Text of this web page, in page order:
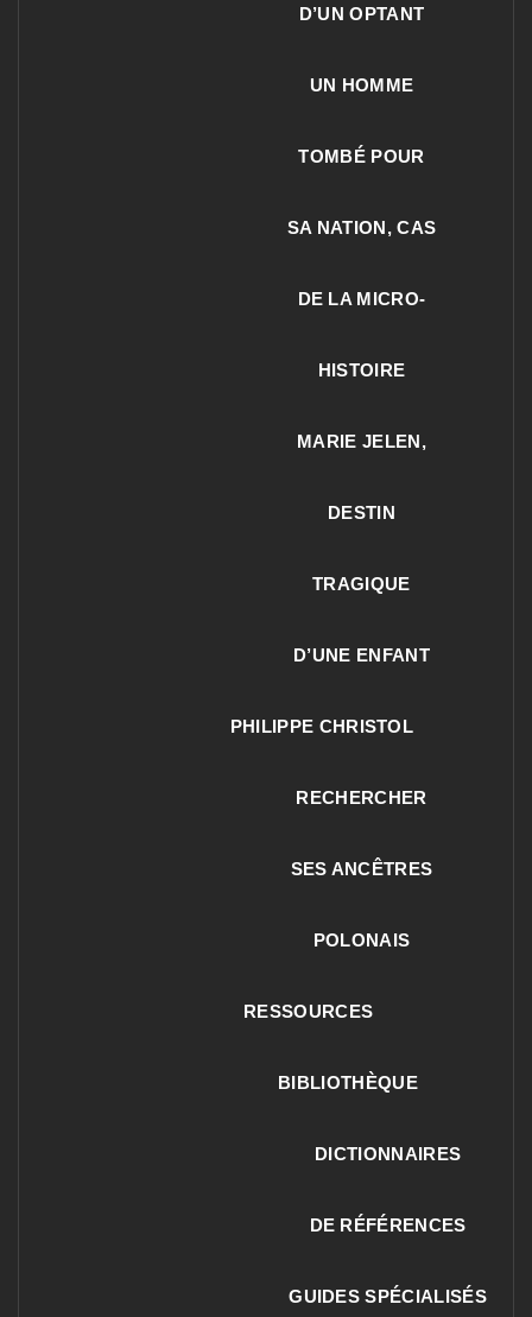
D’UN OPTANT
UN HOMME
TOMBÉ POUR
SA NATION, CAS
DE LA MICRO-
HISTOIRE
MARIE JELEN,
DESTIN
TRAGIQUE
D’UNE ENFANT
PHILIPPE CHRISTOL
RECHERCHER
SES ANCÊTRES
POLONAIS
RESSOURCES
BIBLIOTHÈQUE
DICTIONNAIRES
DE RÉFÉRENCES
GUIDES SPÉCIALISÉS